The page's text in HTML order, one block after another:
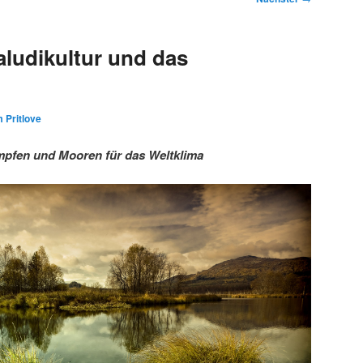
und das
Pritlove
und Mooren für das Weltklima